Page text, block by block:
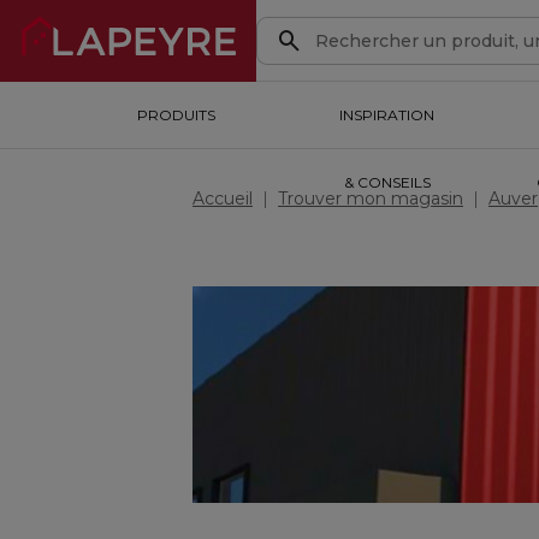
PRODUITS
INSPIRATION & CONSEILS INSPIRATION
& CONSEILS
OUTILS DE CONCEPTION
Accueil Trouver mon magasin